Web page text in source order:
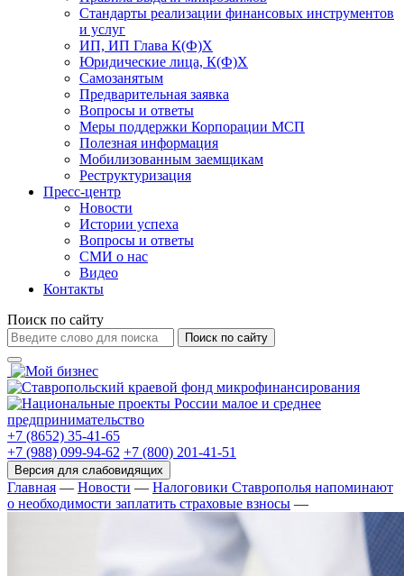
Стандарты реализации финансовых инструментов
и услуг
ИП, ИП Глава К(Ф)Х
Юридические лица, К(Ф)Х
Самозанятым
Предварительная заявка
Вопросы и ответы
Меры поддержки Корпорации МСП
Полезная информация
Мобилизованным заемщикам
Реструктуризация
Пресс-центр
Новости
Истории успеха
Вопросы и ответы
СМИ о нас
Видео
Контакты
Поиск по сайту
Поиск по сайту
+7 (8652) 35-41-65
+7 (988) 099-94-62 +7 (800) 201-41-51
Главная — Новости — Налоговики Ставрополья напоминают
о необходимости заплатить страховые взносы —